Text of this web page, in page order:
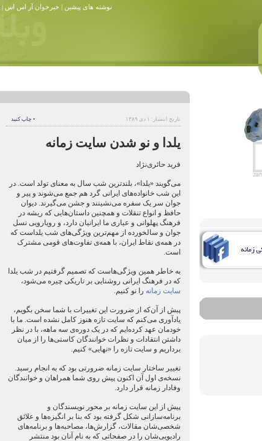
نوشته های پیشین | خبرخوان آر اس اس |
تاریخ انتشار: ۱ دی ۱۳۸۹ • چاپ کنید
یلدا و نو شدن سایت زمانه
فرید حائری‌نژاد
می‌گویند «یلدا»، بلندترین شب سال به معنای تولد است. در
این شب خانواده‌های ایرانی گرد هم جمع می‌شوند و پیر و
جوان سر یک سفره‌ می‌نشینند و جشن می‌گیرند. دیوان
حافظ و انواع تنقلات و همچنین داستان‌هایی که ریشه در
فرهنگ پهلوانی و عیاری ما ایرانیان دارد، و رویارویی نسل
جوان و سالخورده از مهم‌ترین ویژگی‌های شب یلداست که
در همه‌ی نقاط ایران، با همه‌ی تفاوت‌های قومی مشترک
است.
به خاطر همین ویژگی‌هاست که تصمیم گرفتیم در شب یلدا
که در فرهنگ ایرانی روشنایی بر تاریکی چیره می‌شود،
سایت زمانه را نو کنیم.
پیش از آن‌که از ضرورت این تغییرات با شما سخن بگویم،
یادآوری می‌کنم که سایت تازه هنوز کامل نشده است. ما با
خودمان عهد کرده‌ایم که در یک دوره‌ی سه ماهه، با در نظر
داشتن انتقادات و نظرات خوانندگان کاستی‌ها را از میان
برداریم و سایت تازه را «نهایی» کنیم.
تغییر ساختار سایت زمانه ضرورتی بود که به انجام رسید.
نسخه‌ی اول آن اکنون پیش روی شما همراهان و خوانندگان
وفادار زمانه قرار دارد.
پیش از این سایت زمانه بر محور نویسندگان و
برنامه‌سازانی شکل گرفته بود که بنا بر انگیزه‌ها و علائق
شخصی‌شان مقالات، گزارش‌ها، مصاحبه‌ها و برنامه‌های
رادیویی‌شان را در صفحاتی که به نام آنان بود منتشر